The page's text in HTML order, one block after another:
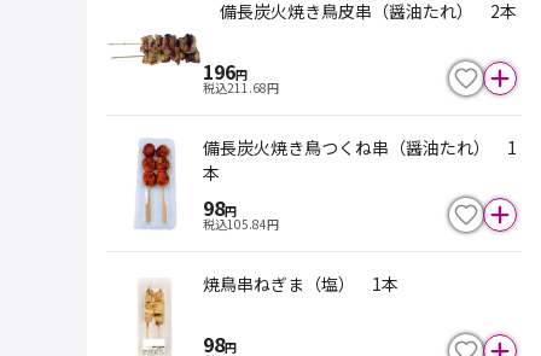
備長炭火焼き鳥皮串（醤油たれ） 2本
196円
税込211.68円
備長炭火焼き鳥つくね串（醤油たれ） 1
本
98円
税込105.84円
焼鳥串ねぎま（塩） 1本
98円